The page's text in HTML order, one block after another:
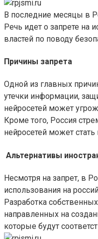
В последние месяцы в
Речь идет о запрете на
властей по поводу
Причины запрета
Одной из главных
утечки информации,
нейросетей может
Кроме того, Россия
нейросетей может
Альтернативы
Несмотря на запрет, в
использования на
Разработка
направленных на
которые будут